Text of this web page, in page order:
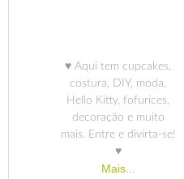
♥ Aqui tem cupcakes,
costura, DIY, moda,
Hello Kitty, fofurices,
decoração e muito
mais. Entre e divirta-se!
♥
Mais...